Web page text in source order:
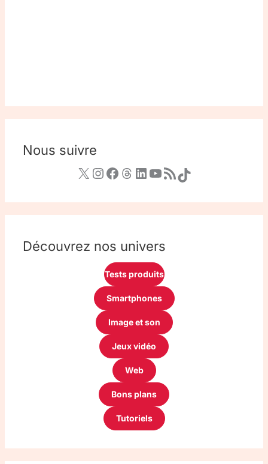
Nous suivre
Découvrez nos univers
Tests produits
Smartphones
Image et son
Jeux vidéo
Web
Bons plans
Tutoriels